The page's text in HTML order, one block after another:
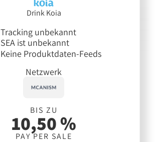
Drink Koia
Tracking unbekannt
SEA ist unbekannt
Keine Produktdaten-Feeds
Netzwerk
BIS ZU
10,50 %
PAY PER SALE